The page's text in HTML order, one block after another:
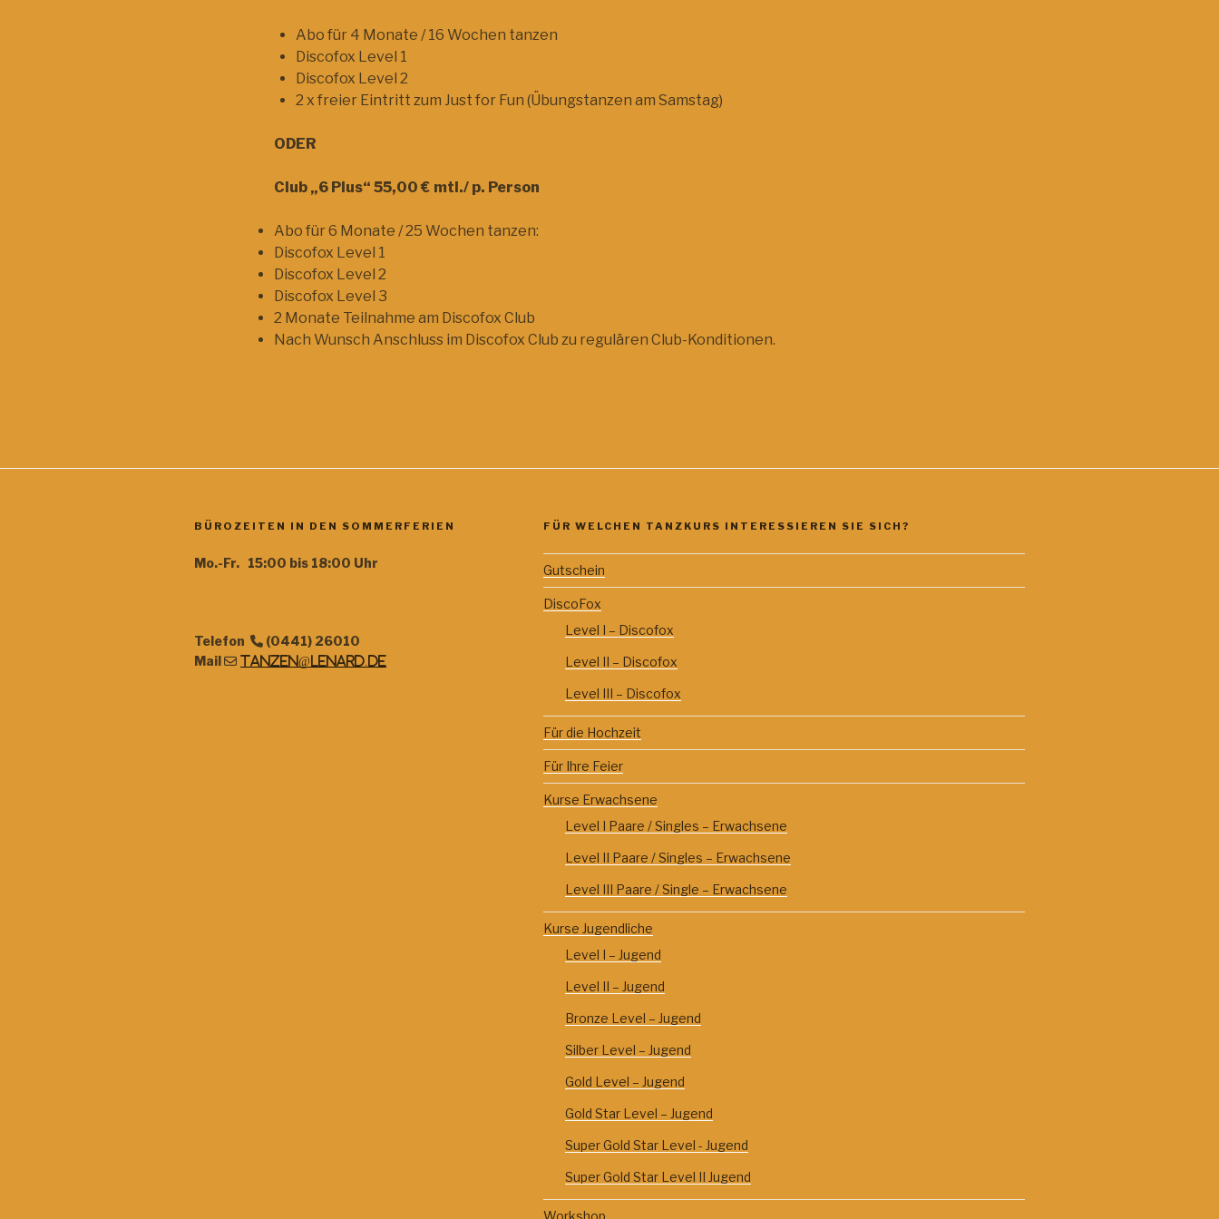
Abo für 4 Monate / 16 Wochen tanzen
Discofox Level 1
Discofox Level 2
2 x freier Eintritt zum Just for Fun (Übungstanzen am Samstag)
ODER
Club „6 Plus“ 55,00 € mtl./ p. Person
Abo für 6 Monate / 25 Wochen tanzen:
Discofox Level 1
Discofox Level 2
Discofox Level 3
2 Monate Teilnahme am Discofox Club
Nach Wunsch Anschluss im Discofox Club zu regulären Club-Konditionen.
BÜROZEITEN IN DEN SOMMERFERIEN
Mo.-Fr. 15:00 bis 18:00 Uhr
Telefon
(0441) 26010
Mail
tanzen@lenard.de
FÜR WELCHEN TANZKURS INTERESSIEREN SIE SICH?
Gutschein
DiscoFox
Level I – Discofox
Level II – Discofox
Level III – Discofox
Für die Hochzeit
Für Ihre Feier
Kurse Erwachsene
Level I Paare / Singles – Erwachsene
Level II Paare / Singles – Erwachsene
Level III Paare / Single – Erwachsene
Kurse Jugendliche
Level I – Jugend
Level II – Jugend
Bronze Level – Jugend
Silber Level – Jugend
Gold Level – Jugend
Gold Star Level – Jugend
Super Gold Star Level - Jugend
Super Gold Star Level II Jugend
Workshop